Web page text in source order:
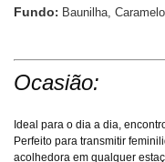
Fundo: Baunilha,
Ocasião:
Ideal para o dia a dia,
Perfeito para transmitir
acolhedora em qualquer